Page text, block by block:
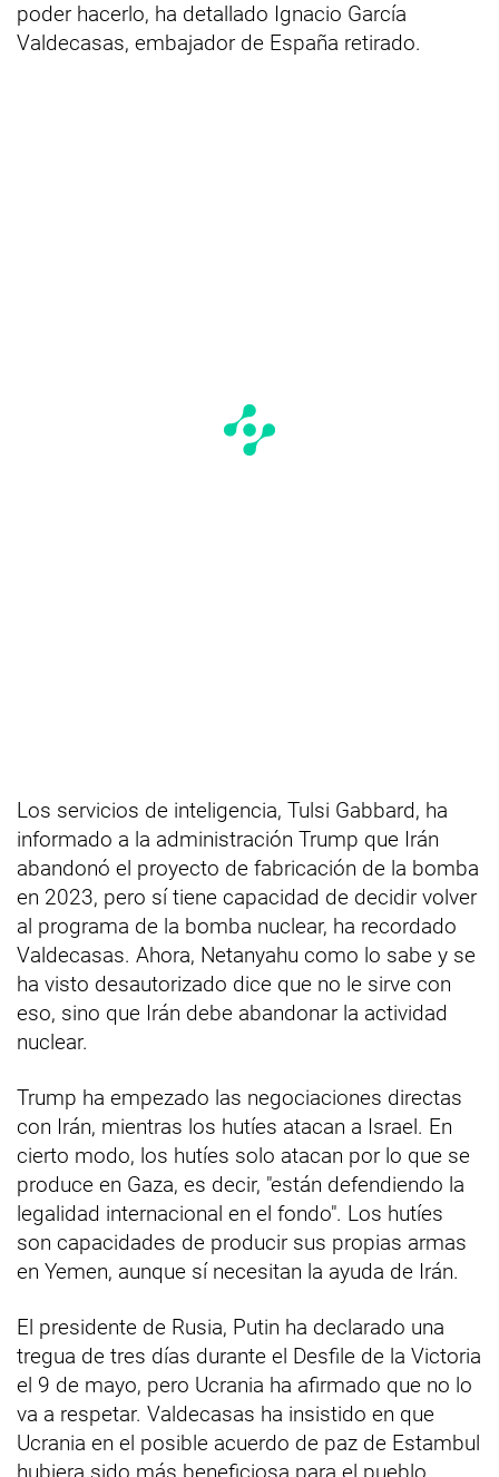
poder hacerlo, ha detallado Ignacio García
Valdecasas, embajador de España retirado.
Los servicios de inteligencia, Tulsi Gabbard, ha
informado a la administración Trump que Irán
abandonó el proyecto de fabricación de la bomba
en 2023, pero sí tiene capacidad de decidir volver
al programa de la bomba nuclear, ha recordado
Valdecasas. Ahora, Netanyahu como lo sabe y se
ha visto desautorizado dice que no le sirve con
eso, sino que Irán debe abandonar la actividad
nuclear.
Trump ha empezado las negociaciones directas
con Irán, mientras los hutíes atacan a Israel. En
cierto modo, los hutíes solo atacan por lo que se
produce en Gaza, es decir, "están defendiendo la
legalidad internacional en el fondo". Los hutíes
son capacidades de producir sus propias armas
en Yemen, aunque sí necesitan la ayuda de Irán.
El presidente de Rusia, Putin ha declarado una
tregua de tres días durante el Desfile de la Victoria
el 9 de mayo, pero Ucrania ha afirmado que no lo
va a respetar. Valdecasas ha insistido en que
Ucrania en el posible acuerdo de paz de Estambul